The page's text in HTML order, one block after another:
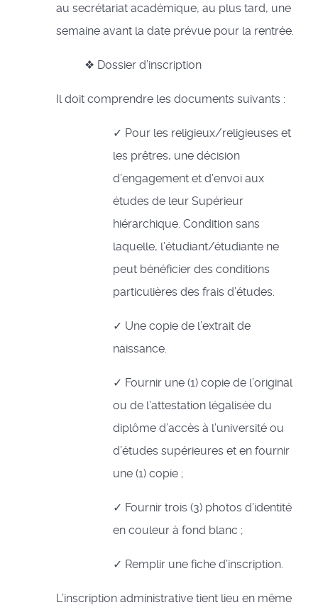
au secrétariat académique, au plus tard, une
semaine avant la date prévue pour la rentrée.
❖ Dossier d’inscription
Il doit comprendre les documents suivants :
✓ Pour les religieux/religieuses et
les prêtres, une décision
d’engagement et d’envoi aux
études de leur Supérieur
hiérarchique. Condition sans
laquelle, l’étudiant/étudiante ne
peut bénéficier des conditions
particulières des frais d’études.
✓ Une copie de l’extrait de
naissance.
✓ Fournir une (1) copie de l’original
ou de l’attestation légalisée du
diplôme d’accès à l’université ou
d’études supérieures et en fournir
une (1) copie ;
✓ Fournir trois (3) photos d’identité
en couleur à fond blanc ;
✓ Remplir une fiche d’inscription.
L’inscription administrative tient lieu en même